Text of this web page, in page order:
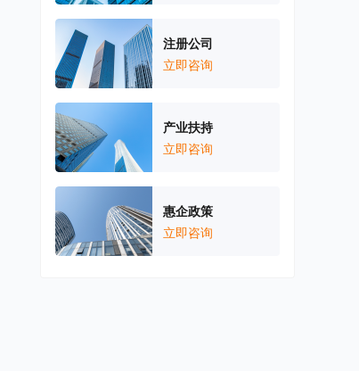
注册公司
立即咨询
产业扶持
立即咨询
惠企政策
立即咨询